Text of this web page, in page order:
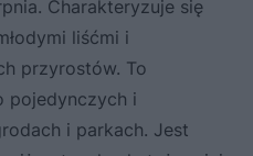
Charakteryzuje się
liśćmi i
przyrostów. To
pojedynczych i
i parkach. Jest